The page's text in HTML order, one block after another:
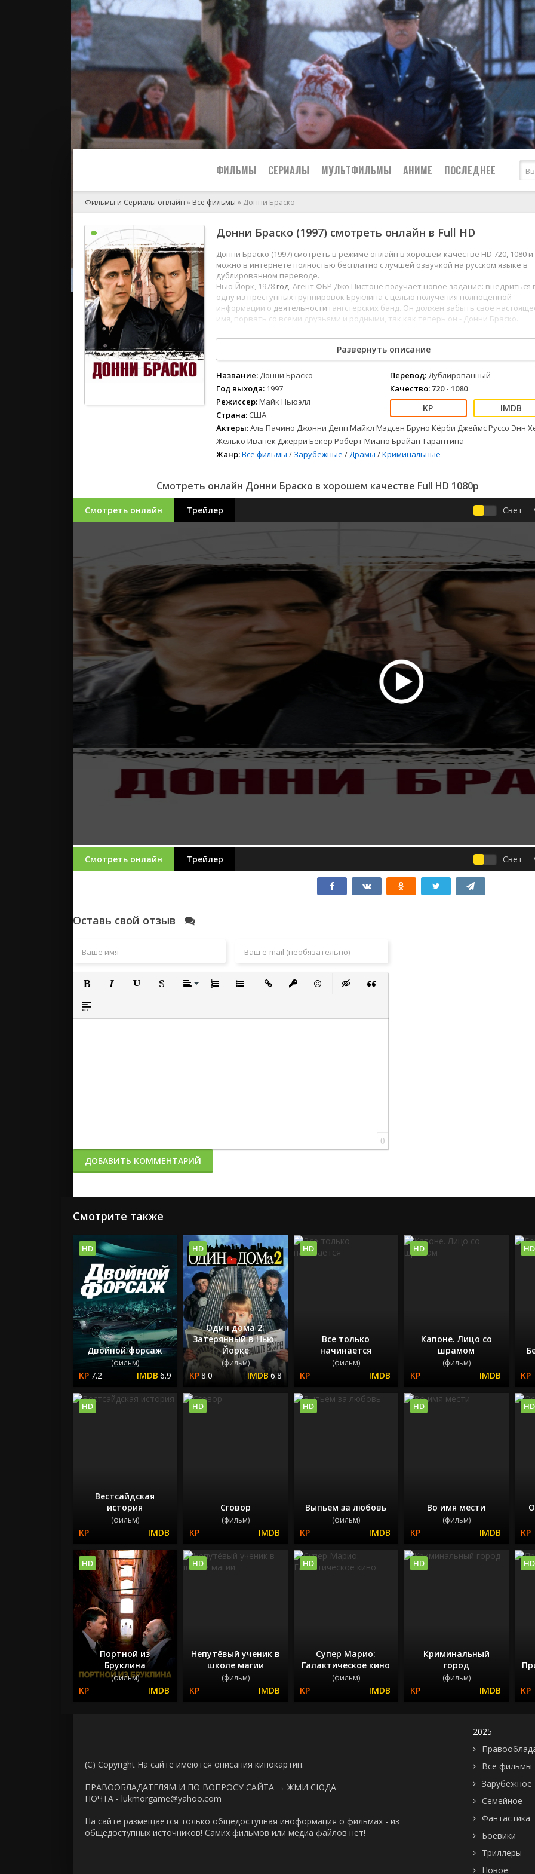
ФИЛЬМЫ
2024
2023
2022
2021
Зарубежные
Боевики
Военные
Детективы
Детские
Драмы
Комедии
Мелодрамы
Приключения
Семейные
Спорт
Триллеры
Ужасы
СЕРИАЛЫ МУЛЬТФИЛЬМЫ АНИМЕ ПОСЛЕДНЕЕ
2024
2023
2022
2021
Зарубежные
Фильмы из соцетей
Фильмы и Сериалы онлайн » Все фильмы » Донни Браско
Донни Браско (1997) смотреть онлайн в Full HD
Донни Браско (1997) смотреть в режиме онлайн в хорошем качестве HD 720, 1080 и
можно в интернете полностью бесплатно с лучшей озвучкой на русском языке в
дублированном переводе.
Нью-Йорк, 1978 год. Агент ФБР Джо Пистоне получает новое задание: внедриться
одну из преступных группировок Бруклина с целью получения полноценной
информации о деятельности гангстерских банд. Он должен забыть свое
имя, порвать со всеми друзьями и родными, так как теперь он - Донни Браско.
12345 678
Развернуть описание
Название: Донни Браско
Год выхода: 1997
Режиссер:Майк Ньюэлл
Страна: США
Перевод: Дублированный
Качество: 720 - 1080
Актеры:Аль Пачино Джонни Депп Майкл Мэдсен Бруно Кёрби Джеймс Руссо Энн
Желько Иванек Джерри Бекер Роберт Миано Брайан Тарантина
Жанр:Все фильмы / Зарубежные /Драмы /Криминальные
Смотреть онлайн Донни Браско в хорошем качестве Full HD 1080p
Смотреть онлайн Трейлер Свет
Смотреть онлайн Трейлер Свет
Оставь свой отзыв
Полужирный
Вставка спойлера
0
ДОБАВИТЬ КОММЕНТАРИЙ
Смотрите также
Двойной форсаж
(фильм)
7.2 6.9
HD
Один дома 2:
Затерянный в Нью-
Йорке
(фильм)
8.0 6.8
HD
Все только
начинается
(фильм)
HD
Капоне. Лицо со
шрамом
(фильм)
HD HD
Вестсайдская
история
(фильм)
HD
Сговор
(фильм)
HD
Выпьем за любовь
(фильм)
HD
Во имя мести
(фильм)
HD HD
Портной из
Бруклина
(фильм)
HD
Непутёвый ученик в
школе магии
(фильм)
HD
Супер Марио:
Галактическое кино
(фильм)
HD
Криминальный
город
(фильм)
HD HD
(C) Copyright На сайте имеются описания кинокартин.
ПРАВООБЛАДАТЕЛЯМ И ПО ВОПРОСУ САЙТА → ЖМИ СЮДА
ПОЧТА - lukmorgame@yahoo.com
На сайте размещается только общедоступная иноформация о фильмах - из
общедоступных источников! Самих фильмов или медиа файлов нет!
2025
Все фильмы
Зарубежное
Семейное
Фантастика
Боевики
Триллеры
Новое